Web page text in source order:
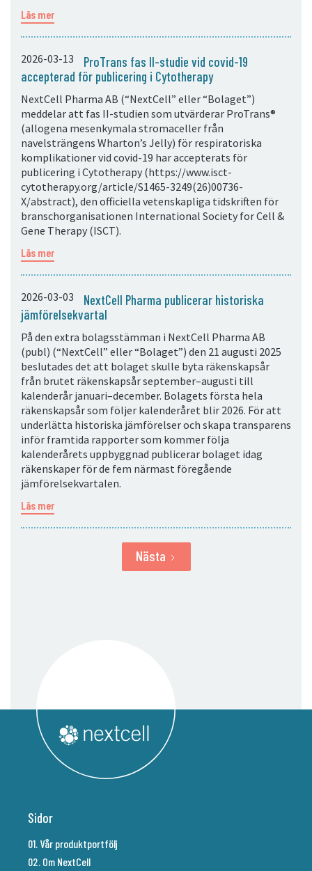
Läs mer
2026-03-13
ProTrans fas II-studie vid covid-19
accepterad för publicering i Cytotherapy
NextCell Pharma AB (“NextCell” eller “Bolaget”)
meddelar att fas II-studien som utvärderar ProTrans®
(allogena mesenkymala stromaceller från
navelsträngens Wharton’s Jelly) för respiratoriska
komplikationer vid covid-19 har accepterats för
publicering i Cytotherapy (https://www.isct-
cytotherapy.org/article/S1465-3249(26)00736-
X/abstract), den officiella vetenskapliga tidskriften för
branschorganisationen International Society for Cell &
Gene Therapy (ISCT).
Läs mer
2026-03-03
NextCell Pharma publicerar historiska
jämförelsekvartal
På den extra bolagsstämman i NextCell Pharma AB
(publ) (“NextCell” eller “Bolaget”) den 21 augusti 2025
beslutades det att bolaget skulle byta räkenskapsår
från brutet räkenskapsår september–augusti till
kalenderår januari–december. Bolagets första hela
räkenskapsår som följer kalenderåret blir 2026. För att
underlätta historiska jämförelser och skapa transparens
inför framtida rapporter som kommer följa
kalenderårets uppbyggnad publicerar bolaget idag
räkenskaper för de fem närmast föregående
jämförelsekvartalen.
Läs mer
Nästa
Sidor
01. Vår produktportfölj
02. Om NextCell